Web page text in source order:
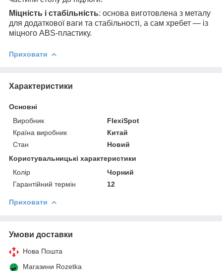
Міцність і стабільність: основа виготовлена з металу
для додаткової ваги та стабільності, а сам хребет — із
міцного ABS-пластику.
Приховати
Характеристики
Основні
Виробник
FlexiSpot
Країна виробник
Китай
Стан
Новий
Користувальницькі характеристики
Колір
Чорний
Гарантійний термін
12
Приховати
Умови доставки
Нова Пошта
Магазини Rozetka